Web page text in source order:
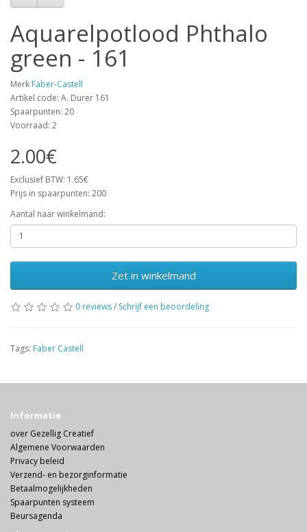
Aquarelpotlood Phthalo
green - 161
Merk Faber-Castell
Artikel code: A. Durer 161
Spaarpunten: 20
Voorraad: 2
2.00€
Exclusief BTW: 1.65€
Prijs in spaarpunten: 200
Aantal naar winkelmand:
Zet in winkelmand
0 reviews/ Schrijf een beoordeling
Tags: Faber Castell
Informatie
over Gezellig Creatief
Algemene Voorwaarden
Privacy beleid
Verzend- en bezorginformatie
Betaalmogelijkheden
Spaarpunten systeem
Beursagenda